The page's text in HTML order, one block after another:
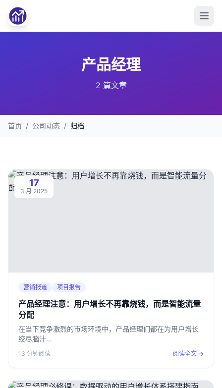
产品经理
2 篇文章
首页 / 公司动态 / 归档
17
3 月 2025
营销报道 项目报告
产品经理注意：用户增长不再靠烧钱，而是智能流量
分配
在当下竞争激烈的市场环境中，产品经理们都在为用户增长
绞尽脑汁…
13 分钟阅读 阅读全文 →